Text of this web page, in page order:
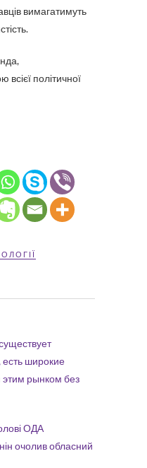
вимагатимуть
всієї політичної
широкие
этим рынком без
ОДА
очолив обласний